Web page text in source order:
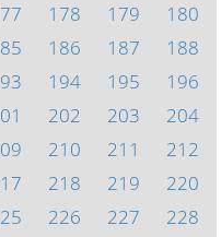
178 179
180
186 187
188
194 195
196
202 203
204
210 211
212
218 219
220
226 227
228